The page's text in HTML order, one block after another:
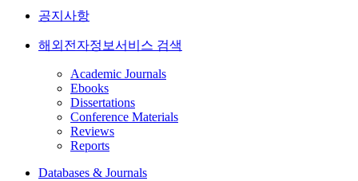
공지사항
해외전자정보서비스 검색
Academic Journals
Ebooks
Dissertations
Conference Materials
Reviews
Reports
Databases & Journals